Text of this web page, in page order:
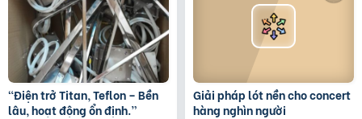
“Điện trở Titan, Teflon – Bền
lâu, hoạt động ổn định.”
Giải pháp lót nền cho concert
hàng nghìn người